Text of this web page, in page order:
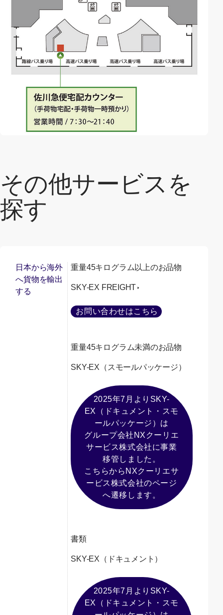
その他サービスを
探す
日本から海外
へ貨物を輸出
する
重量45キログラム以上のお品物
SKY-EX FREIGHT
お問い合わせはこちら
重量45キログラム未満のお品物
SKY-EX（スモールパッケージ）
2025年7月よりSKY-
EX（ドキュメント・スモ
ールパッケージ）は
グループ会社NXクーリエ
サービス株式会社に事業
移管しました。
こちらからNXクーリエサ
ービス株式会社のページ
へ遷移します。
書類
SKY-EX（ドキュメント）
2025年7月よりSKY-
EX（ドキュメント・スモ